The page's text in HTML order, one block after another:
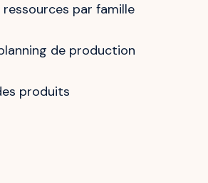
par famille
de production
produits